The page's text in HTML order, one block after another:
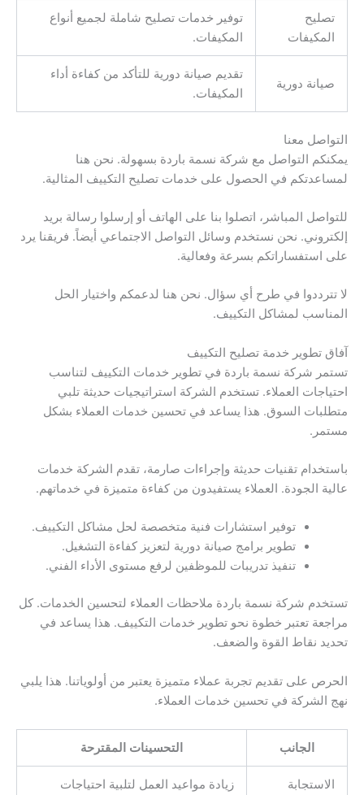
تصليح
المكيفات
توفير خدمات تصليح شاملة لجميع أنواع
المكيفات.
صيانة دورية
تقديم صيانة دورية للتأكد من كفاءة أداء
المكيفات.
التواصل معنا
يمكنكم التواصل مع شركة نسمة باردة بسهولة. نحن هنا
لمساعدتكم في الحصول على خدمات تصليح التكييف المثالية.
للتواصل المباشر، اتصلوا بنا على الهاتف أو إرسلوا رسالة بريد
إلكتروني. نحن نستخدم وسائل التواصل الاجتماعي أيضاً. فريقنا يرد
على استفساراتكم بسرعة وفعالية.
لا تترددوا في طرح أي سؤال. نحن هنا لدعمكم واختيار الحل
المناسب لمشاكل التكييف.
آفاق تطوير خدمة تصليح التكييف
تستمر شركة نسمة باردة في تطوير خدمات التكييف لتناسب
احتياجات العملاء. تستخدم الشركة استراتيجيات حديثة تلبي
متطلبات السوق. هذا يساعد في تحسين خدمات العملاء بشكل
مستمر.
باستخدام تقنيات حديثة وإجراءات صارمة، تقدم الشركة خدمات
عالية الجودة. العملاء يستفيدون من كفاءة متميزة في خدماتهم.
توفير استشارات فنية متخصصة لحل مشاكل التكييف.
تطوير برامج صيانة دورية لتعزيز كفاءة التشغيل.
تنفيذ تدريبات للموظفين لرفع مستوى الأداء الفني.
تستخدم شركة نسمة باردة ملاحظات العملاء لتحسين الخدمات. كل
مراجعة تعتبر خطوة نحو تطوير خدمات التكييف. هذا يساعد في
تحديد نقاط القوة والضعف.
الحرص على تقديم تجربة عملاء متميزة يعتبر من أولوياتنا. هذا يلبي
نهج الشركة في تحسين خدمات العملاء.
الجانب التحسينات المقترحة
الاستجابة زيادة مواعيد العمل لتلبية احتياجات